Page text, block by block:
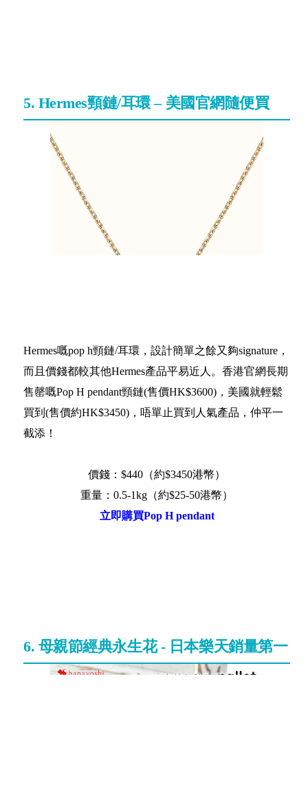
5. Hermes頸鏈/耳環 – 美國官網隨便買
Hermes嘅pop h頸鏈/耳環，設計簡單之餘又夠signature，
而且價錢都較其他Hermes產品平易近人。香港官網長期
售罄嘅Pop H pendant頸鏈(售價HK$3600)，美國就輕鬆
買到(售價約HK$3450)，唔單止買到人氣產品，仲平一
截添！
價錢：$440（約$3450港幣）
重量：0.5-1kg（約$25-50港幣）
立即購買Pop H pendant
6. 母親節經典永生花 - 日本樂天銷量第一